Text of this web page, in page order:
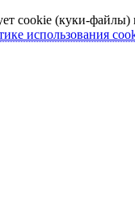
cookie (куки-
использования